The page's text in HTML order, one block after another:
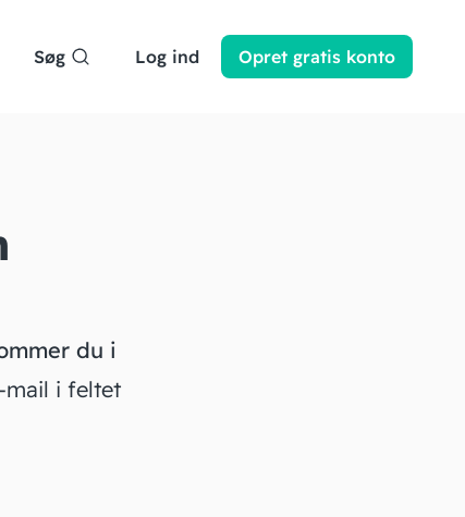
Søg Log ind Opret gratis konto
du i
mail i feltet